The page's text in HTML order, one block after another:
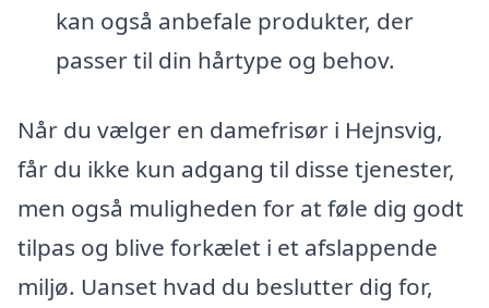
kan også anbefale produkter, der
passer til din hårtype og behov.
Når du vælger en damefrisør i Hejnsvig,
får du ikke kun adgang til disse tjenester,
men også muligheden for at føle dig godt
tilpas og blive forkælet i et afslappende
miljø. Uanset hvad du beslutter dig for,